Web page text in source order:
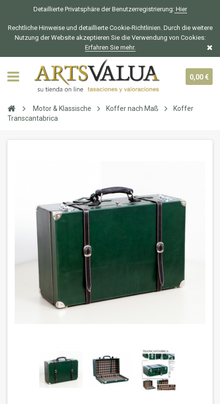
Detaillierte Privatsphäre der Benutzerregistrierung:Hier
Rechtliche Hinweise und detaillierte Cookie-Richtlinien. Durch die weitere
Nutzung der Website akzeptieren Sie die Verwendung von Cookies:
Erfahren Sie mehr.
0,00 €
Motor & Klassische Koffer nach Maß
Koffer
Transcantabrica